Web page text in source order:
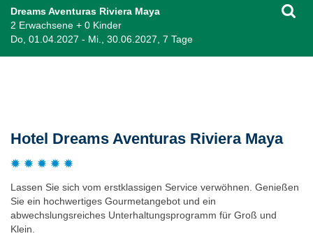
Dreams Aventuras Riviera Maya
2 Erwachsene + 0 Kinder
Do, 01.04.2027 - Mi., 30.06.2027, 7 Tage
Hotel Dreams Aventuras Riviera Maya
Lassen Sie sich vom erstklassigen Service verwöhnen. Genießen
Sie ein hochwertiges Gourmetangebot und ein
abwechslungsreiches Unterhaltungsprogramm für Groß und
Klein.